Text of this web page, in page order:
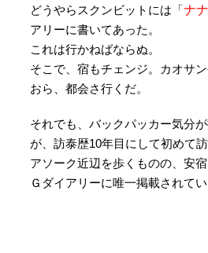
どうやらスクンビットには「ナ
アリーに書いてあった。
これは行かねばならぬ。
そこで、宿もチェンジ。カオサ
おら、都会さ行くだ。
それでも、バックパッカー気分
が、訪泰歴10年目にして初めて
アソーク近辺を歩くものの、安
Ｇダイアリーに唯一掲載されて